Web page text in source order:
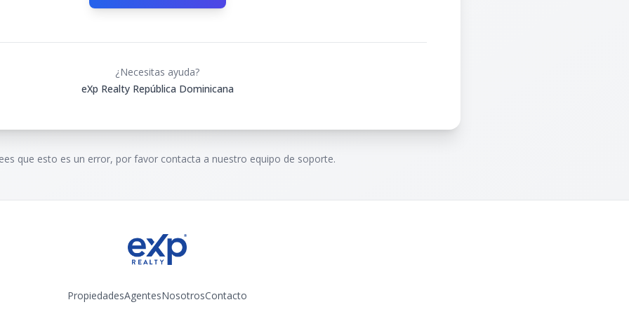
¿Necesitas ayuda?
eXp Realty República Dominicana
que esto es un error, por favor contacta a nuestro equipo de soporte.
PropiedadesAgentesNosotrosContacto